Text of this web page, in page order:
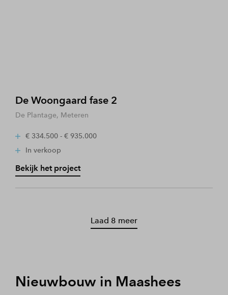
De Woongaard fase 2
De Plantage, Meteren
€ 334.500 - € 935.000
In verkoop
Bekijk het project
Laad 8 meer
Nieuwbouw in Maashees